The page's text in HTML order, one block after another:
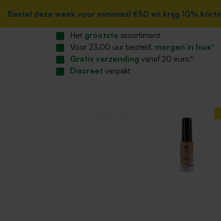
Ga naar de hoofdnavigatie
Bestel deze week voor minimaal €50 en krijg 10%
Bestel deze week voor minimaal €50 en krijg 10%
Het grootste assortiment
Voor 23.00 uur besteld, morgen in huis*
Gratis verzending vanaf 20 euro*
Discreet verpakt
HomeBeauty Make-up Make-up nagels